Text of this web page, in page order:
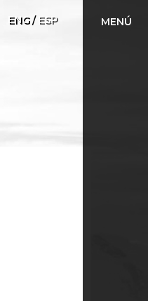
ENG ESP MENÚ